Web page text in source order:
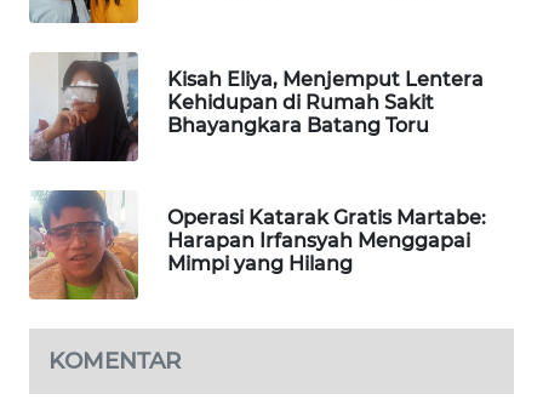
Kisah Eliya, Menjemput Lentera
Kehidupan di Rumah Sakit
Bhayangkara Batang Toru
Operasi Katarak Gratis Martabe:
Harapan Irfansyah Menggapai
Mimpi yang Hilang
KOMENTAR
NEWS
FISUELRI
ENERGI
NEWS
NEWS
BERKAT